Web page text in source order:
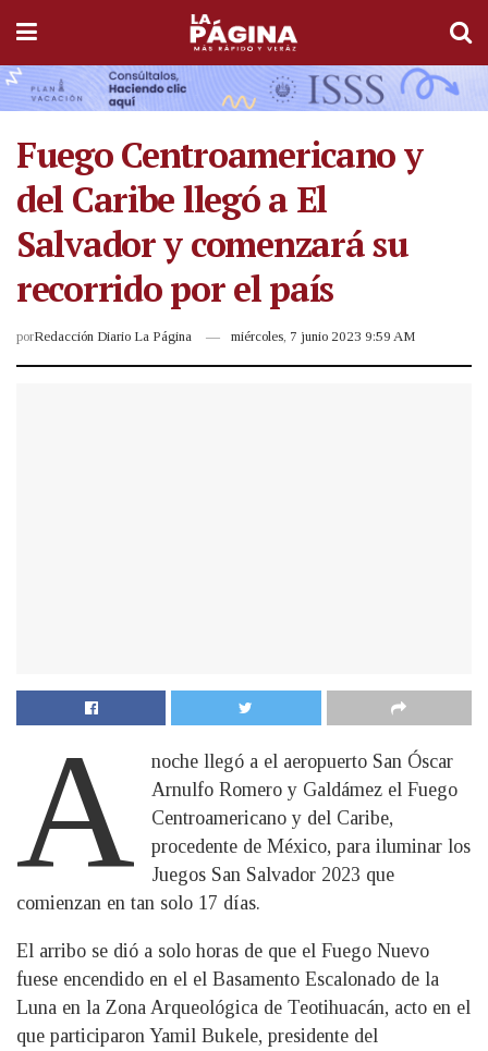
Fuego Centroamericano y
del Caribe llegó a El
Salvador y comenzará su
recorrido por el país
porRedacción Diario La Página miércoles, 7 junio 2023 9:59 AM
A
noche llegó a el aeropuerto San Óscar
Arnulfo Romero y Galdámez el Fuego
Centroamericano y del Caribe,
procedente de México, para iluminar los
Juegos San Salvador 2023 que
comienzan en tan solo 17 días.
El arribo se dió a solo horas de que el Fuego Nuevo
fuese encendido en el el Basamento Escalonado de la
Luna en la Zona Arqueológica de Teotihuacán, acto en el
que participaron Yamil Bukele, presidente del